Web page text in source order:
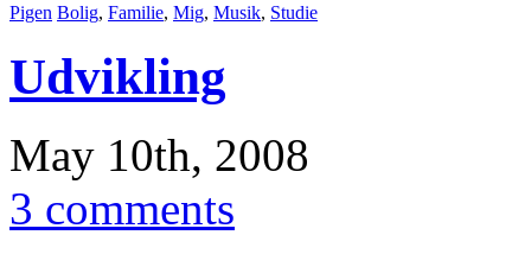
Pigen Bolig, Familie, Mig, Musik, Studie
Udvikling
May 10th, 2008
3 comments